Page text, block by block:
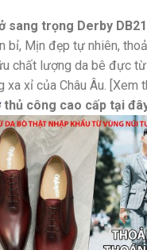
sang trọng Derby
bỉ, Mịn đẹp tự nhiên,
chất lượng da bê đực
xa xỉ của Châu Âu. [Xem
thủ công cao cấp tại